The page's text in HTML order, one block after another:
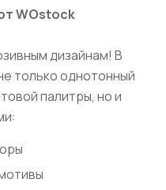
WOstock
дизайнам! В
только однотонный
палитры, но и